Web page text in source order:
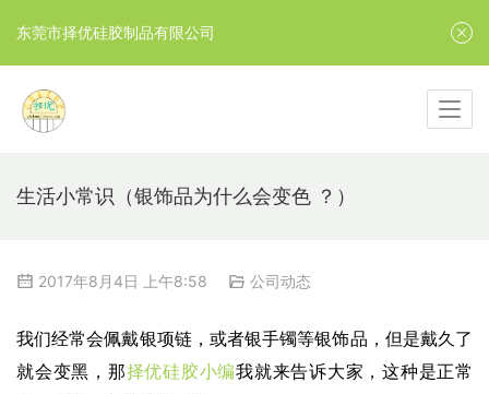
生活小常识（银饰品为什么会变色 ？）
2017年8月4日 上午8:58 公司动态
我们经常会佩戴银项链，或者银手镯等银饰品，但是戴久了
就会变黑，那择优硅胶小编我就来告诉大家，这种是正常
东莞市择优硅胶制品有限公司